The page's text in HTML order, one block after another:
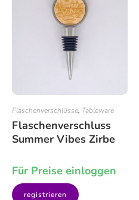
Flaschenverschlüsse, Tableware
Flaschenverschluss
Summer Vibes Zirbe
Für Preise einloggen
registrieren